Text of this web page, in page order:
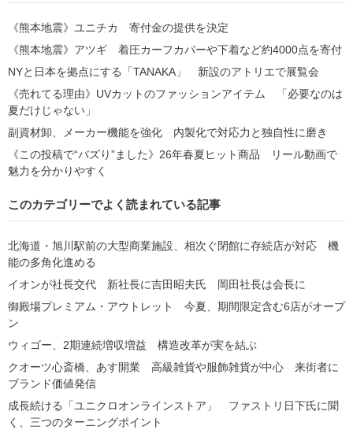
《熊本地震》ユニチカ 寄付金の提供を決定
《熊本地震》アツギ 着圧カーフカバーや下着など約4000点を寄付
NYと日本を拠点にする「TANAKA」 新設のアトリエで展覧会
《売れてる理由》UVカットのファッションアイテム 「必要なのは
夏だけじゃない」
副資材卸、メーカー機能を強化 内製化で対応力と独自性に磨き
《この投稿で“バズり”ました》26年春夏ヒット商品 リール動画で
魅力を分かりやすく
このカテゴリーでよく読まれている記事
北海道・旭川駅前の大型商業施設、相次ぐ閉館に存続店が対応 機
能の多角化進める
イオンが社長交代 新社長に吉田昭夫氏 岡田社長は会長に
御殿場プレミアム・アウトレット 今夏、期間限定含む6店がオープ
ン
ウィゴー、2期連続増収増益 構造改革が実を結ぶ
クオーツ心斎橋、あす開業 高級雑貨や服飾雑貨が中心 来街者に
ブランド価値発信
成長続ける「ユニクロオンラインストア」 ファストリ日下氏に聞
く、三つのターニングポイント